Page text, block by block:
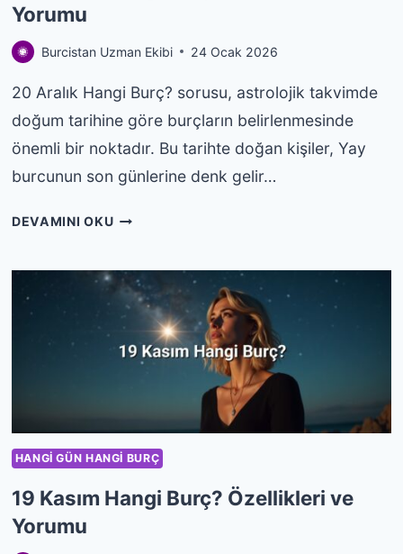
Yorumu
Burcistan Uzman Ekibi 24 Ocak 2026
20 Aralık Hangi Burç? sorusu, astrolojik takvimde
doğum tarihine göre burçların belirlenmesinde
önemli bir noktadır. Bu tarihte doğan kişiler, Yay
burcunun son günlerine denk gelir…
DEVAMINI OKU20
BURÇ?
ÖZELLIKLERI
VE
YORUMU
HANGI GÜN HANGI BURÇ
19 Kasım Hangi Burç? Özellikleri ve
Yorumu